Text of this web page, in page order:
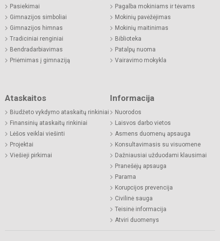
Pasiekimai
Gimnazijos simboliai
Gimnazijos himnas
Tradiciniai renginiai
Bendradarbiavimas
Priėmimas į gimnaziją
Pagalba mokiniams ir tėvams
Mokinių pavėžėjimas
Mokinių maitinimas
Biblioteka
Patalpų nuoma
Vairavimo mokykla
Ataskaitos
Biudžeto vykdymo ataskaitų rinkiniai
Finansinių ataskaitų rinkiniai
Lėšos veiklai viešinti
Projektai
Viešieji pirkimai
Informacija
Nuorodos
Laisvos darbo vietos
Asmens duomenų apsauga
Konsultavimasis su visuomene
Dažniausiai užduodami klausimai
Pranešėjų apsauga
Parama
Korupcijos prevencija
Civilinė sauga
Teisinė informacija
Atviri duomenys